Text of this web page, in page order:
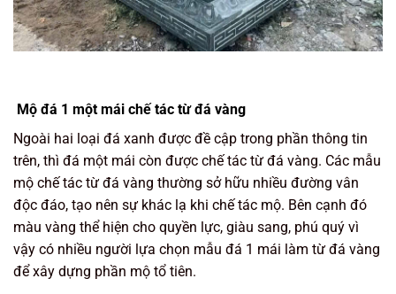
Mộ đá 1 một mái chế tác từ đá vàng
Ngoài hai loại đá xanh được đề cập trong phần thông tin
trên, thì đá một mái còn được chế tác từ đá vàng. Các mẫu
mộ chế tác từ đá vàng thường sở hữu nhiều đường vân
độc đáo, tạo nên sự khác lạ khi chế tác mộ. Bên cạnh đó
màu vàng thể hiện cho quyền lực, giàu sang, phú quý vì
vậy có nhiều người lựa chọn mẫu đá 1 mái làm từ đá vàng
để xây dựng phần mộ tổ tiên.